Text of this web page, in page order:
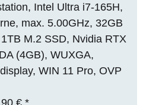
Intel Ultra i7-165H,
max. 5.00GHz, 32GB
M.2 SSD, Nvidia RTX
(4GB), WUXGA,
WIN 11 Pro, OVP
€*